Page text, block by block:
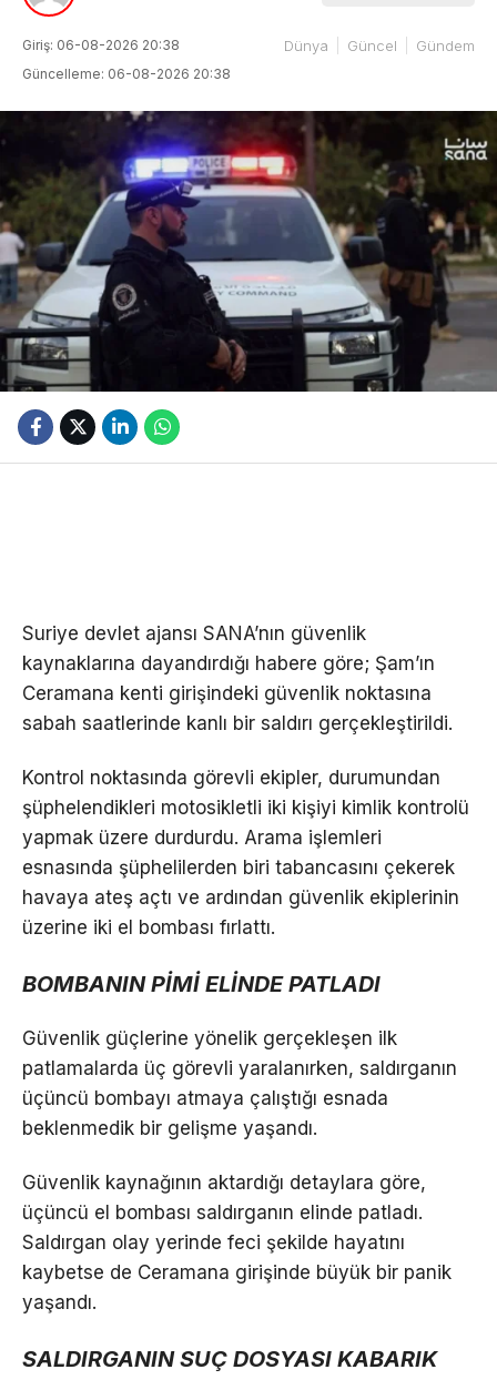
Giriş: 06-08-2026 20:38
Güncelleme: 06-08-2026 20:38
Dünya Güncel Gündem
Suriye devlet ajansı SANA’nın güvenlik
kaynaklarına dayandırdığı habere göre; Şam’ın
Ceramana kenti girişindeki güvenlik noktasına
sabah saatlerinde kanlı bir saldırı gerçekleştirildi.
Kontrol noktasında görevli ekipler, durumundan
şüphelendikleri motosikletli iki kişiyi kimlik kontrolü
yapmak üzere durdurdu. Arama işlemleri
esnasında şüphelilerden biri tabancasını çekerek
havaya ateş açtı ve ardından güvenlik ekiplerinin
üzerine iki el bombası fırlattı.
BOMBANIN PİMİ ELİNDE PATLADI
Güvenlik güçlerine yönelik gerçekleşen ilk
patlamalarda üç görevli yaralanırken, saldırganın
üçüncü bombayı atmaya çalıştığı esnada
beklenmedik bir gelişme yaşandı.
Güvenlik kaynağının aktardığı detaylara göre,
üçüncü el bombası saldırganın elinde patladı.
Saldırgan olay yerinde feci şekilde hayatını
kaybetse de Ceramana girişinde büyük bir panik
yaşandı.
SALDIRGANIN SUÇ DOSYASI KABARIK